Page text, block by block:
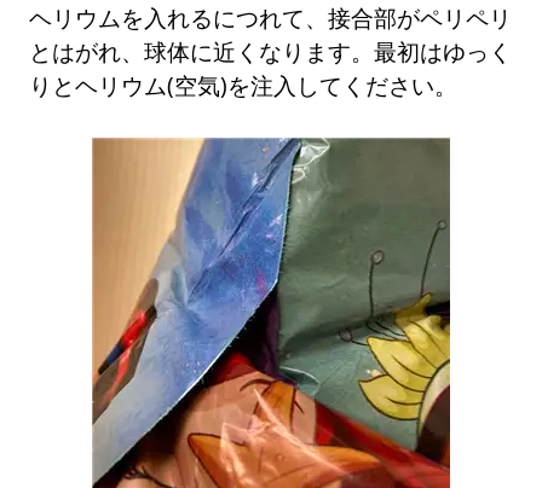
ヘリウムを入れるにつれて、接合部がペリペリ
とはがれ、球体に近くなります。最初はゆっく
りとヘリウム(空気)を注入してください。